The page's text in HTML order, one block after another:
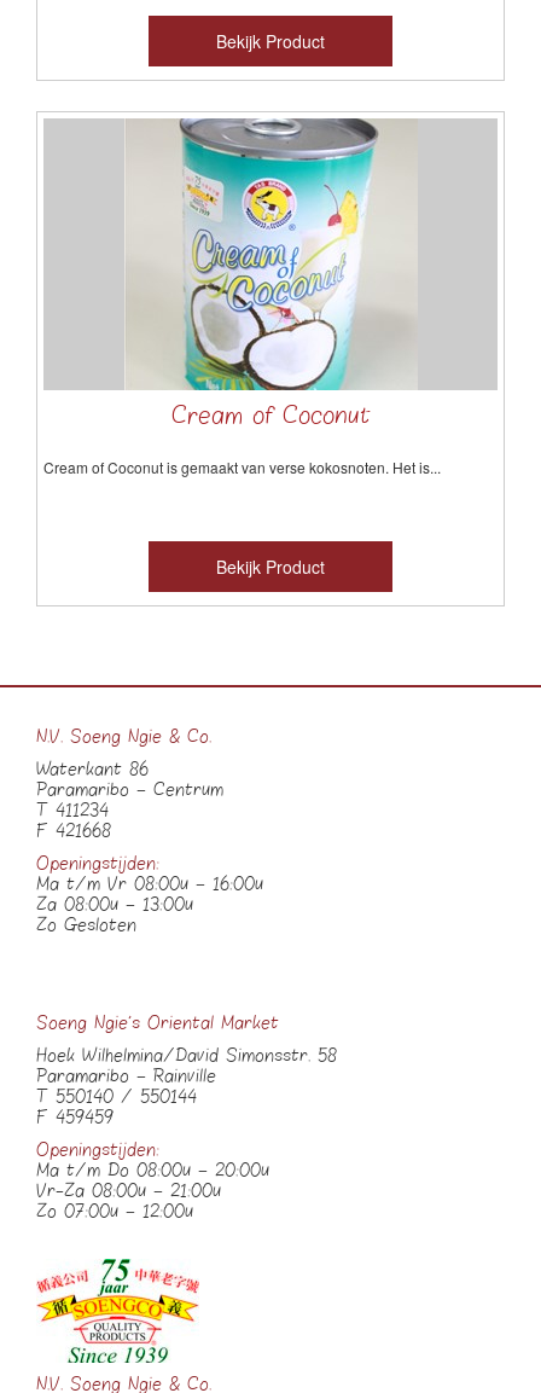
Bekijk Product
Cream of Coconut
Cream of Coconutisgemaakt van verse kokosnoten. Het is...
Bekijk Product
N.V. Soeng Ngie & Co.
Waterkant 86
Paramaribo – Centrum
T 411234
F 421668
Openingstijden:
Ma t/m Vr 08:00u – 16:00u
Za 08:00u – 13:00u
Zo Gesloten
Soeng Ngie’s Oriental Market
Hoek Wilhelmina/David Simonsstr. 58
Paramaribo – Rainville
T 550140 / 550144
F 459459
Openingstijden:
Ma t/m Do 08:00u – 20:00u
Vr-Za 08:00u – 21:00u
Zo 07:00u – 12:00u
N.V. Soeng Ngie & Co.